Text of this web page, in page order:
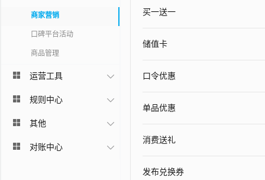
商家营销
口碑平台活动
商品管理
运营工具
规则中心
其他
对账中心
买一送一
储值卡
口令优惠
单品优惠
消费送礼
发布兑换券